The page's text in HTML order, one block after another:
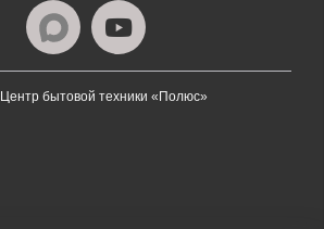
бытовой техники «Полюс»